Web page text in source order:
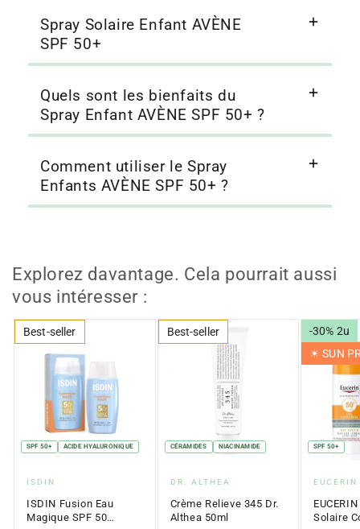
Spray Solaire Enfant AVÈNE
SPF 50+
Quels sont les bienfaits du
Spray Enfant AVÈNE SPF 50+ ?
Comment utiliser le Spray
Enfants AVÈNE SPF 50+ ?
Explorez davantage. Cela pourrait aussi
vous intéresser :
Best-seller
SPF 50+ ACIDE HYALURONIQUE
Fournisseur
:
ISDIN
ISDIN Fusion Eau
Magique SPF 50
Best-seller
CÉRAMIDES NIACINAMIDE
Fournisseur
:
DR. ALTHEA
Crème Relieve 345 Dr.
Althea 50ml
-30% 2u
☀︎ SUN
SPF 50+
:
EUCERIN
Solaire